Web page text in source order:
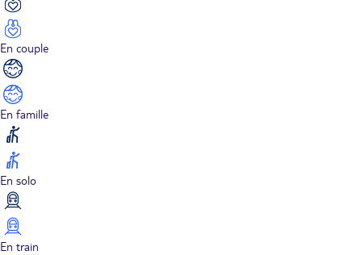
En couple
En famille
En solo
En train